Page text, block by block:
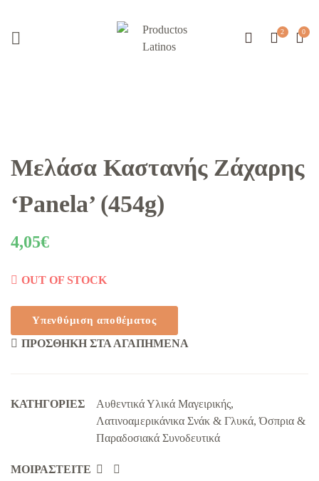
Μελάσα Καστανής Ζάχαρης
‘Panela’ (454g)
4,05€
OUT OF STOCK
ΠΡΟΣΘΉΚΗ ΣΤΑ ΑΓΑΠΗΜΈΝΑ
KΑΤΗΓΟΡΊΕΣ Αυθεντικά Υλικά Μαγειρικής,
Λατινοαμερικάνικα Σνάκ & Γλυκά,Όσπρια &
Παραδοσιακά Συνοδευτικά
ΜΟΙΡΑΣΤΕΊΤΕ